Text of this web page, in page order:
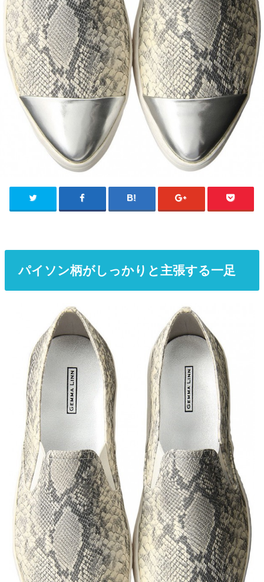
パイソン柄がしっかりと主張する一足